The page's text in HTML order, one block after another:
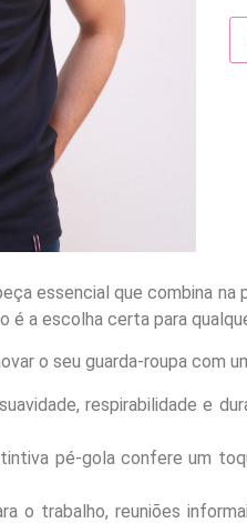
essencial que combina
a escolha certa para
o seu guarda-roupa com
respirabilidade e
pé-gola confere um
o trabalho, reuniões